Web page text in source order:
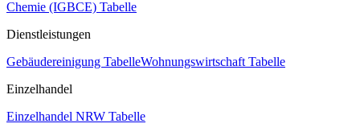
Chemie (IGBCE) Tabelle
Dienstleistungen
Gebäudereinigung TabelleWohnungswirtschaft Tabelle
Einzelhandel
Einzelhandel NRW Tabelle